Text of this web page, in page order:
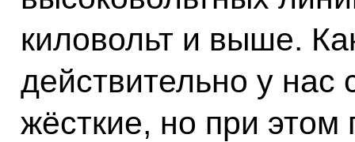
киловольт и выше.
действительно у нас
жёсткие, но при этом